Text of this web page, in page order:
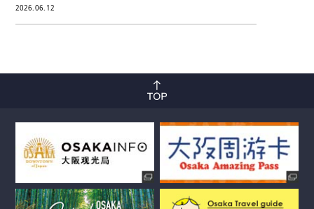
2026.06.12